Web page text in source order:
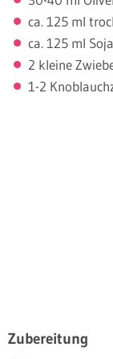
ca. 125 ml
ca. 125 ml
2 kleine
1-2
Zubereitung